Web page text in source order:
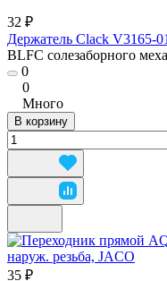
32 ₽
Держатель Clack V3165-01
BLFC солезаборного
0
0
Много
В корзину
35 ₽